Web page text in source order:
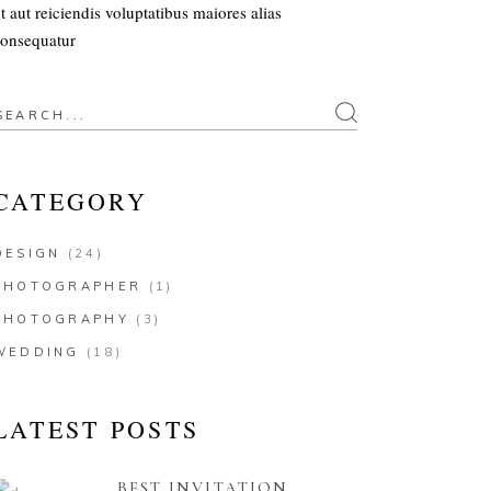
aut reiciendis voluptatibus maiores alias
(24)
(1)
(3)
(18)
POSTS